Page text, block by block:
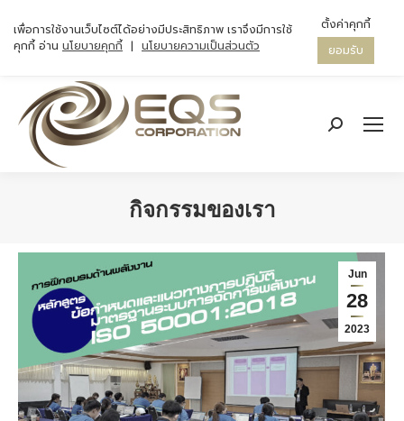
Search:
กิจกรรมของเรา
Jun
28
2023
เพื่อการใช้งานเว็บไซต์ได้อย่างมีประสิทธิภาพ เราจึงมีการใช้
คุกกี้ อ่าน นโยบายคุกกี้ | นโยบายความเป็นส่วนตัว
ตั้งค่าคุกกี้
ยอมรับ